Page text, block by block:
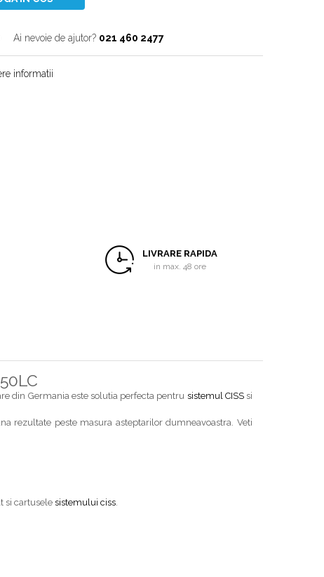
Ai nevoie de ajutor? 021 460 2477
informatii
LIVRARE RAPIDA
in max. 48 ore
din Germania este solutia perfecta pentru sistemul CISSsi
rezultate peste masura asteptarilor dumneavoastra. Veti
si cartusele sistemului ciss.